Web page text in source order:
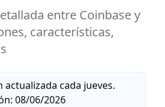
entre Coinbasey
características,
actualizada cada jueves.
08/06/2026